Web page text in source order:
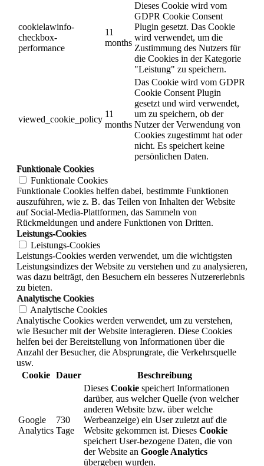
cookielawinfo-
checkbox-
performance
11
months
Dieses Cookie wird vom
GDPR Cookie Consent
Plugin gesetzt. Das Cookie
wird verwendet, um die
Zustimmung des Nutzers für
die Cookies in der Kategorie
"Leistung" zu speichern.
viewed_cookie_policy
11
months
Das Cookie wird vom GDPR
Cookie Consent Plugin
gesetzt und wird verwendet,
um zu speichern, ob der
Nutzer der Verwendung von
Cookies zugestimmt hat oder
nicht. Es speichert keine
persönlichen Daten.
Funktionale Cookies
Funktionale Cookies
Funktionale Cookies helfen dabei, bestimmte Funktionen
auszuführen, wie z. B. das Teilen von Inhalten der Website
auf Social-Media-Plattformen, das Sammeln von
Rückmeldungen und andere Funktionen von Dritten.
Leistungs-Cookies
Leistungs-Cookies
Leistungs-Cookies werden verwendet, um die wichtigsten
Leistungsindizes der Website zu verstehen und zu analysieren,
was dazu beiträgt, den Besuchern ein besseres Nutzererlebnis
zu bieten.
Analytische Cookies
Analytische Cookies
Analytische Cookies werden verwendet, um zu verstehen,
wie Besucher mit der Website interagieren. Diese Cookies
helfen bei der Bereitstellung von Informationen über die
Anzahl der Besucher, die Absprungrate, die Verkehrsquelle
usw.
Cookie Dauer Beschreibung
Google
Analytics
730
Tage
Dieses Cookie speichert Informationen
darüber, aus welcher Quelle (von welcher
anderen Website bzw. über welche
Werbeanzeige) ein User zuletzt auf die
Website gekommen ist. Dieses Cookie
speichert User-bezogene Daten, die von
der Website an Google Analytics
übergeben wurden.